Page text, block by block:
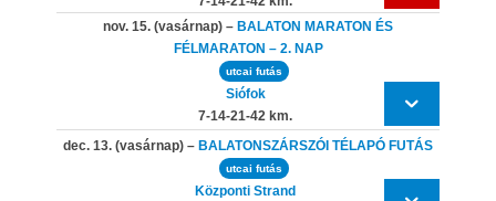
nov. 15. (vasárnap) – BALATON MARATON ÉS
FÉLMARATON – 2. NAP
utcai futás
Siófok
7-14-21-42 km.
dec. 13. (vasárnap) – BALATONSZÁRSZÓI TÉLAPÓ FUTÁS
utcai futás
Központi Strand